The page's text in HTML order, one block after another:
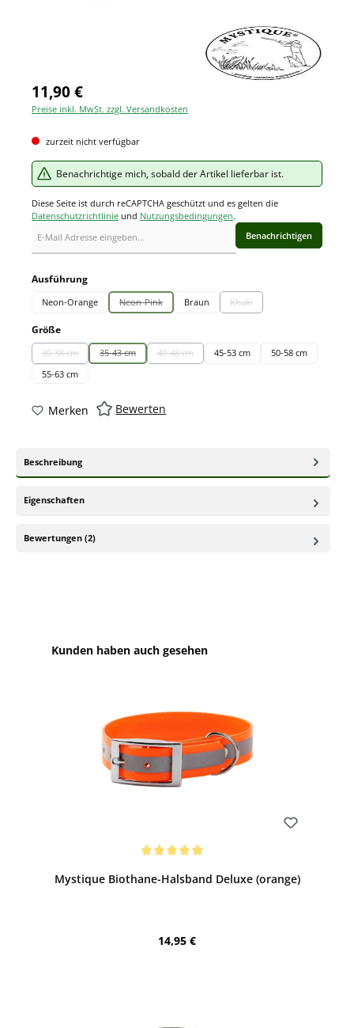
11,90 €
Preise inkl. MwSt. zzgl. Versandkosten
zurzeit nicht verfügbar
Benachrichtige mich, sobald der Artikel lieferbar ist.
Diese Seite ist durch reCAPTCHA geschützt und es gelten die
Datenschutzrichtlinie und Nutzungsbedingungen.
Benachrichtigen
Ausführungauswählen
Neon-Orange Neon-Pink
(Diese Option ist zurzeit nicht verfügbar.)
Braun Khaki
(Diese Option ist zurzeit
Größeauswählen
30-38 cm
(Diese Option ist zurzeit nicht verfügbar.)
35-43 cm
(Diese Option ist zurzeit nicht verfügbar.)
40-48 cm
(Diese Option ist zurzeit nicht verfügbar.)
45-53 cm
50-58 cm
55-63 cm
Merken Bewerten
Beschreibung
Eigenschaften
Bewertungen (2)
Produktgalerie überspringen
Kunden haben auch gesehen
Mystique Biothane-Halsband Deluxe (orange)
Regulärer Preis:
14,95 €